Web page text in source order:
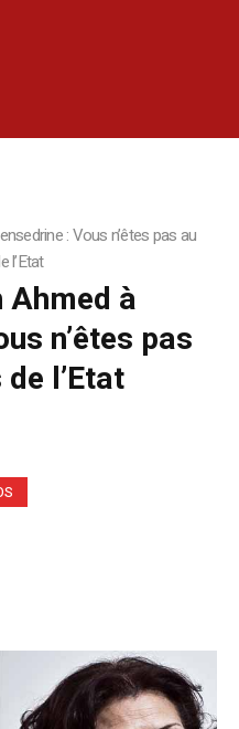
: Vous n’êtes pas au
l’Etat
Ahmed à
n’êtes pas
l’Etat